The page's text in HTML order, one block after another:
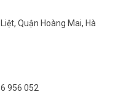
Quận Hoàng Mai, Hà
956 052